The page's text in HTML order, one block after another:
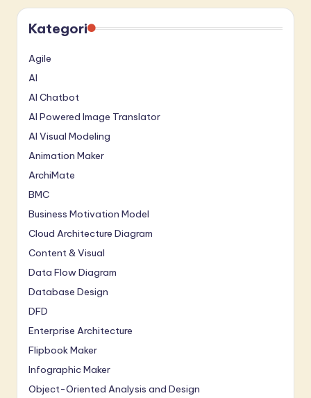
Kategori
Agile
AI
AI Chatbot
AI Powered Image Translator
AI Visual Modeling
Animation Maker
ArchiMate
BMC
Business Motivation Model
Cloud Architecture Diagram
Content & Visual
Data Flow Diagram
Database Design
DFD
Enterprise Architecture
Flipbook Maker
Infographic Maker
Object-Oriented Analysis and Design